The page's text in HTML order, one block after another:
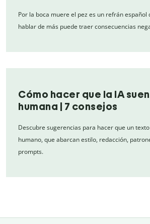
Por la boca muere el pez es un refrán español
hablar de más puede traer consecuencias
Cómo hacer que la IA
humana | 7 consejos
Descubre sugerencias para hacer que un
humano, que abarcan estilo, redacción,
prompts.